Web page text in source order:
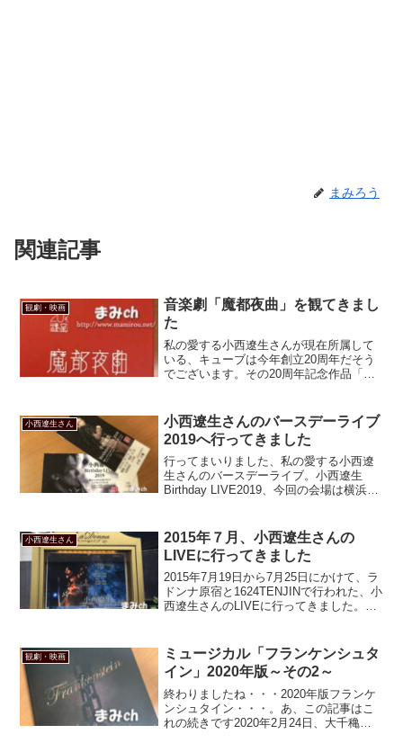
まみろう
関連記事
観劇・映画
音楽劇「魔都夜曲」を観てきまし
た
私の愛する小西遼生さんが現在所属して
いる、キューブは今年創立20周年だそう
でございます。その20周年記念作品「魔
りました。当然、観に行くわけですが、
好きな役者さん...
小西遼生さん
小西遼生さんのバースデーライブ
2019へ行ってきました
行ってまいりました、私の愛する小西遼
生さんのバースデーライブ。小西遼生
Birthday LIVE2019、今回の会場は横浜ラ
の会場はラドンナ原宿だったなぁ。
小西遼生さん
2015年７月、小西遼生さんの
LIVEに行ってきました
2015年7月19日から7月25日にかけて、ラ
ドンナ原宿と1624TENJINで行われた、小
西遼生さんのLIVEに行ってきました。遼
知らせを聞いたとき一番初めに頭をよ...
観劇・映画
ミュージカル「フランケンシュタ
イン」2020年版～その2～
終わりましたね・・・2020年版フランケ
ンシュタイン・・・。あ、この記事はこ
れの続きです2020年2月24日、大千穐楽